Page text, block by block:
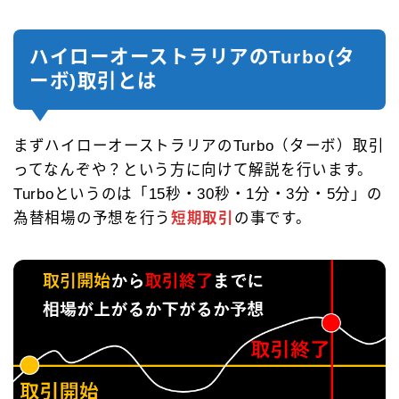
ハイローオーストラリアのTurbo(タ
ーボ)取引とは
まずハイローオーストラリアのTurbo（ターボ）取引
ってなんぞや？という方に向けて解説を行います。
Turboというのは「15秒・30秒・1分・3分・5分」の
為替相場の予想を行う 短期取引 の事です。